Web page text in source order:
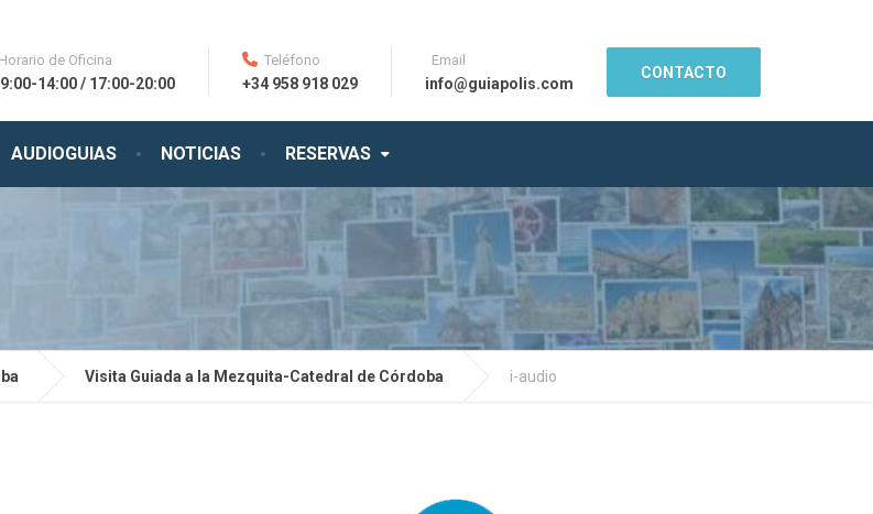
AUDIOGUIAS NOTICIAS RESERVAS
Horario de Oficina
14:00 / 17:00-20:00
Teléfono
+34 958 918 029
Email
info@guiapolis.com
CONTACTO
Visita Guiada a la Mezquita-Catedral de Córdoba i-audio